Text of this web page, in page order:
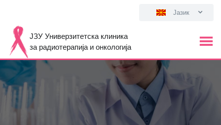
Јазик
ЈЗУ Универзитетска клиника
за радиотерапија и онкологија